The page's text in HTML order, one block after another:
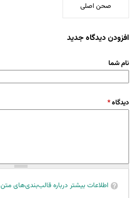
صحن اصلی
افزودن دیدگاه جدید
نام شما
دیدگاه*
اطلاعات بیشتر درباره قالب‌بندی‌های متن